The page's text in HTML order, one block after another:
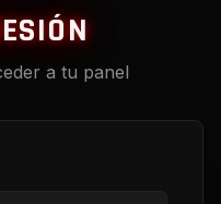
a tu panel